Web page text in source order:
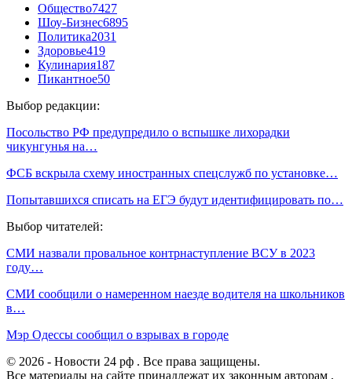
Общество7427
Шоу-Бизнес6895
Политика2031
Здоровье419
Кулинария187
Пикантное50
Выбор редакции:
Посольство РФ предупредило о вспышке лихорадки
чикунгунья на…
ФСБ вскрыла схему иностранных спецслужб по установке…
Попытавшихся списать на ЕГЭ будут идентифицировать по…
Выбор читателей:
СМИ назвали провальное контрнаступление ВСУ в 2023
году…
СМИ сообщили о намеренном наезде водителя на школьников
в…
Мэр Одессы сообщил о взрывах в городе
© 2026 - Новости 24 рф . Все права защищены.
Все материалы на сайте принадлежат их законным авторам ,